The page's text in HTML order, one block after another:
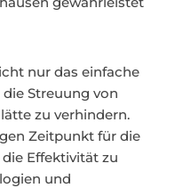
nur das einfache
Streuung von
zu verhindern.
Zeitpunkt für die
Effektivität zu
und